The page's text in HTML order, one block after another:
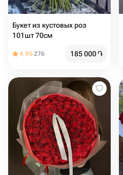
Букет из кустовых роз
101шт 70см
4.96276 185 000֏